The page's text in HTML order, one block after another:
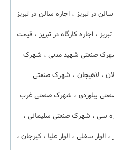
در تبریز ، اجاره سالن در تبریز
، اجاره کارگاه در تبریز ، قیمت
صنعتی شهید مدنی ، شهرک
، لاهیجان ، شهرک صنعتی
بیلوردی ، شهرک صنعتی غرب
سی ، شهرک صنعتی سلیمانی ،
الوار سفلی ، الوار علیا ، کیرجان ،